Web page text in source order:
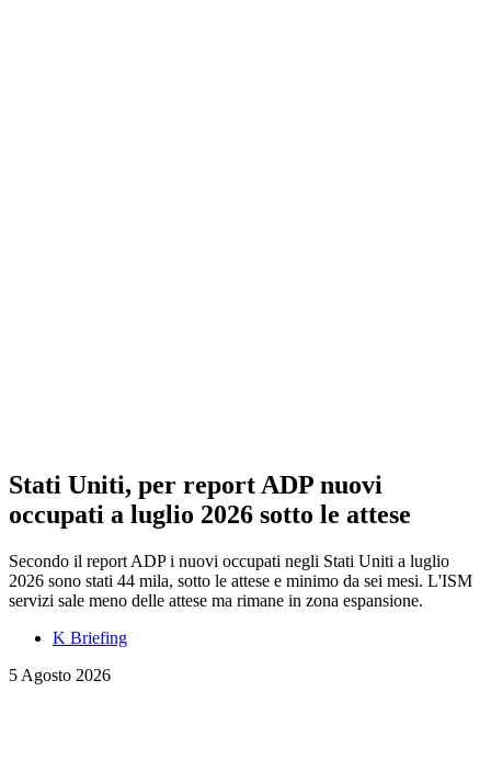
Stati Uniti, per report ADP nuovi
occupati a luglio 2026 sotto le attese
Secondo il report ADP i nuovi occupati negli Stati Uniti a luglio
2026 sono stati 44 mila, sotto le attese e minimo da sei mesi. L'ISM
servizi sale meno delle attese ma rimane in zona espansione.
K Briefing
5 Agosto 2026